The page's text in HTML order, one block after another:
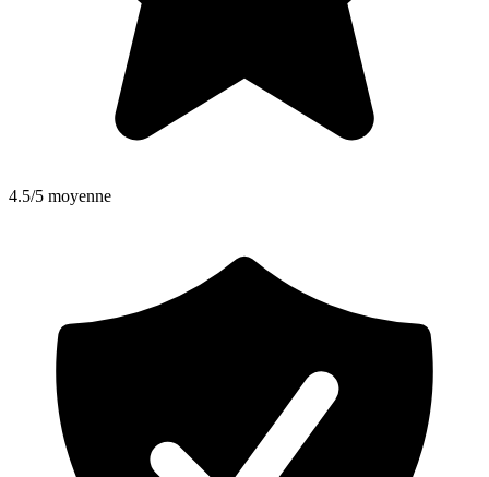
4.5/5 moyenne